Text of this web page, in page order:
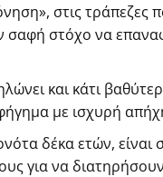
στις τράπεζες
σαφή στόχο να
και κάτι
με ισχυρή
δέκα ετών, είναι
για να